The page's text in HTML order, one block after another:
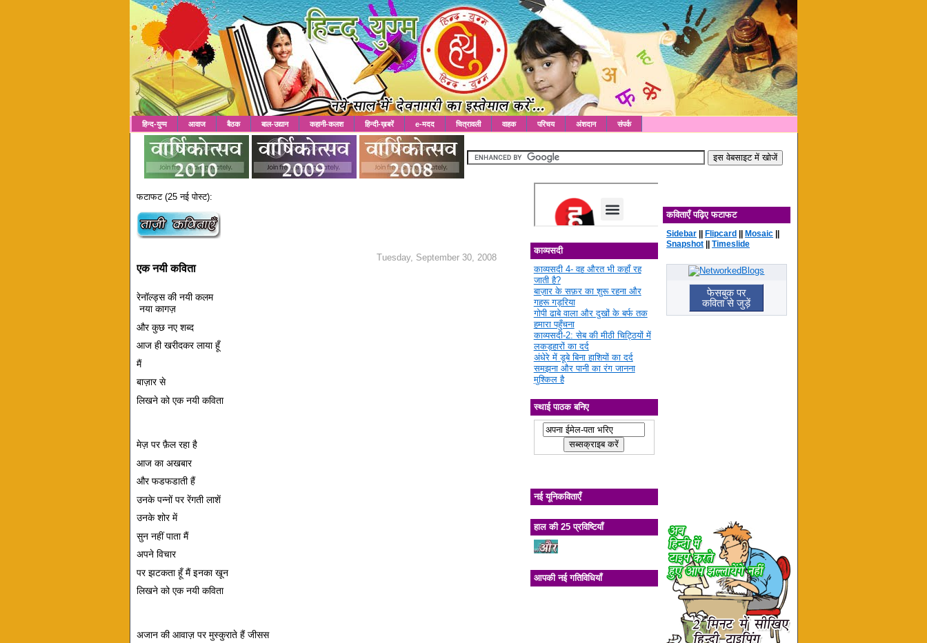
हिन्द-युग्म आवाज बैठक बाल-उद्यान कहानी-कलश हिन्दी-ख़बरें e-मदद चित्रावली वाहक परिचय अंशदान संपर्क
फटाफट (25 नई पोस्ट):
Tuesday, September 30, 2008
एक नयी कविता
रेनॉल्ड्स की नयी कलम
नया कागज़
और कुछ नए शब्द
आज ही खरीदकर लाया हूँ
मैं
बाज़ार से
लिखने को एक नयी कविता
मेज़ पर फ़ैल रहा है
आज का अखबार
और फडफडाती हैं
उनके पन्नों पर रेंगती लाशें
उनके शोर में
सुन नहीं पाता मैं
अपने विचार
पर झटकता हूँ मैं इनका खून
लिखने को एक नयी कविता
अजान की आवाज़ पर मुस्कुराते हैं जीसस
काव्यसदी
काव्यसदी 4- वह औरत भी कहाँ रह
जाती है?
बाज़ार के सफ़र का शुरू रहना और
गहरू गड़रिया
गोपी ढाबे वाला और दुखों के बर्फ तक
हमारा पहुँचना
काव्यसदी-2: सेब की मीठी चिट्ठियों में
लकड़हारों का दर्द
अंधेरे में डूबे बिना हाशियों का दर्द
समझना और पानी का रंग जानना
मुश्किल है
स्थाई पाठक बनिए
नई यूनिकविताएँ
हाल की 25 प्रविष्टियाँ
आपकी नई गतिविधियाँ
कविताएँ पढ़िए फटाफट
Sidebar ||Flipcard ||Mosaic ||
Snapshot ||Timeslide
फेसबुक पर
कविता से जुड़ें